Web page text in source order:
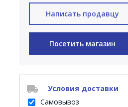
Написать продавцу
Посетить магазин
Условия доставки
Самовывоз